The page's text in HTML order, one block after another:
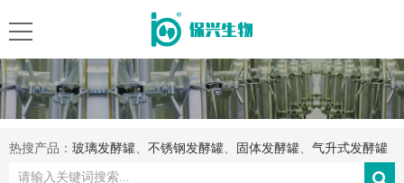
热搜产品： 玻璃发酵罐 不锈钢发酵罐 固体发酵罐 气升式发酵罐